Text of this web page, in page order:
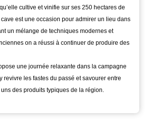
cultive et vinifie sur ses 250 hectares de
est une occasion pour admirer un lieu dans
un mélange de techniques modernes et
on a réussi à continuer de produire des
une journée relaxante dans la campagne
revivre les fastes du passé et savourer entre
des produits typiques de la région.